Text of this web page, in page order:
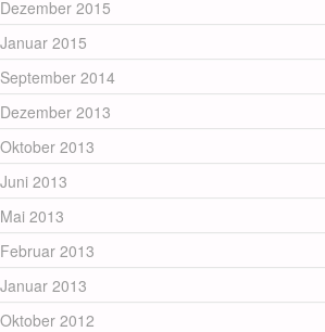
Dezember 2015
Januar 2015
September 2014
Dezember 2013
Oktober 2013
Juni 2013
Mai 2013
Februar 2013
Januar 2013
Oktober 2012